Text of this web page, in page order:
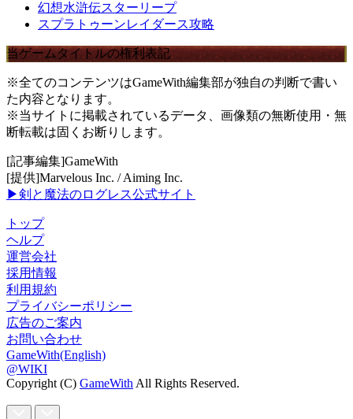
幻想水滸伝スターリープ
スプラトゥーンレイダース攻略
当ゲームタイトルの権利表記
※全てのコンテンツはGameWith編集部が独自の判断で書い
た内容となります。
※当サイトに掲載されているデータ、画像類の無断使用・無
断転載は固くお断りします。
[記事編集]GameWith
[提供]Marvelous Inc. / Aiming Inc.
▶剣と魔法のログレス公式サイト
トップ
ヘルプ
運営会社
採用情報
利用規約
プライバシーポリシー
広告のご案内
お問い合わせ
GameWith(English)
@WIKI
Copyright (C) GameWith All Rights Reserved.